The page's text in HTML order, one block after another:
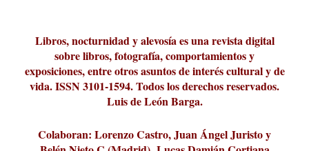
Liber 2026 al Fomento de la Le...
Revista Cultural Turia, númer...
10.000 pasos al día? Lo que d...
paisajística del mar de Sicil...
París
metafísicos de la novela ne...
Libros, nocturnidad y alevosía es una revista digital
sobre libros, fotografía, comportamientos y
exposiciones, entre otros asuntos de interés cultural y de
vida. ISSN 3101-1594. Todos los derechos reservados.
Luis de León Barga.
Colaboran: Lorenzo Castro, Juan Ángel Juristo y